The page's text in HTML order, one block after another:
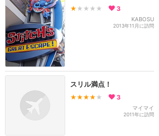
★ ★★★★ 3
KABOSU
2013年11月に訪問
スリル満点！
★★★★ ★ 3
マイマイ
2011年に訪問